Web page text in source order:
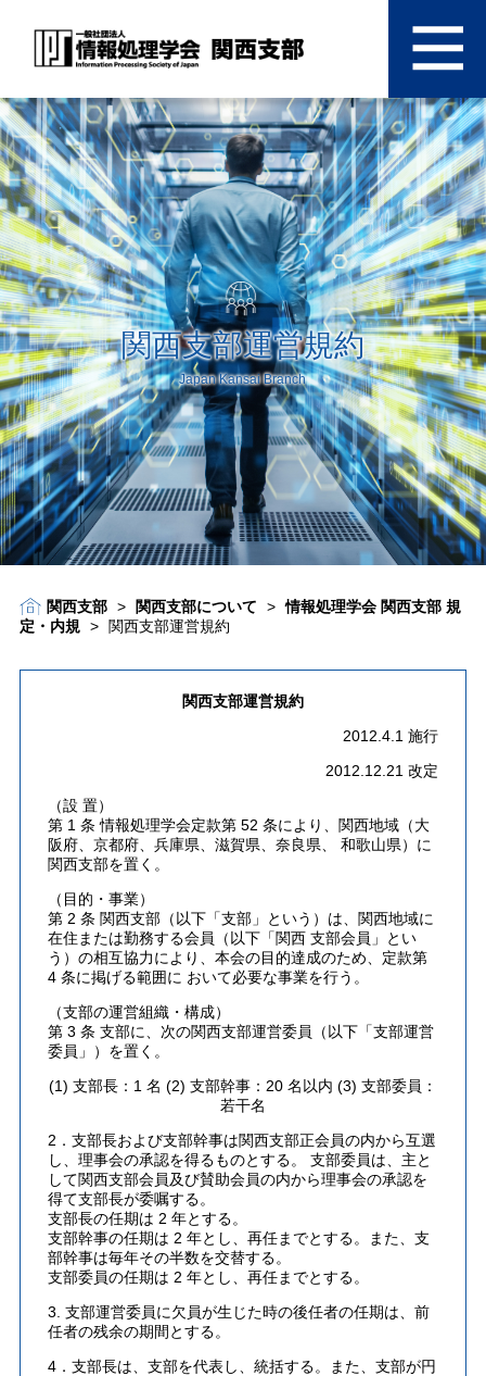
関西支部運営規約
Japan Kansai Branch
関西支部 > 関西支部について > 情報処理学会 関西支部 規
定・内規 > 関西支部運営規約
関西支部運営規約
2012.4.1 施行
2012.12.21 改定
（設 置）
第 1 条 情報処理学会定款第 52 条により、関西地域（大
阪府、京都府、兵庫県、滋賀県、奈良県、 和歌山県）に
関西支部を置く。
（目的・事業）
第 2 条 関西支部（以下「支部」という）は、関西地域に
在住または勤務する会員（以下「関西 支部会員」とい
う）の相互協力により、本会の目的達成のため、定款第
4 条に掲げる範囲に おいて必要な事業を行う。
（支部の運営組織・構成）
第 3 条 支部に、次の関西支部運営委員（以下「支部運営
委員」）を置く。
(1) 支部長：1 名 (2) 支部幹事：20 名以内 (3) 支部委員：
若干名
2．支部長および支部幹事は関西支部正会員の内から互選
し、理事会の承認を得るものとする。 支部委員は、主と
して関西支部会員及び賛助会員の内から理事会の承認を
得て支部長が委嘱する。
支部長の任期は 2 年とする。
支部幹事の任期は 2 年とし、再任までとする。また、支
部幹事は毎年その半数を交替する。
支部委員の任期は 2 年とし、再任までとする。
3. 支部運営委員に欠員が生じた時の後任者の任期は、前
任者の残余の期間とする。
4．支部長は、支部を代表し、統括する。また、支部が円